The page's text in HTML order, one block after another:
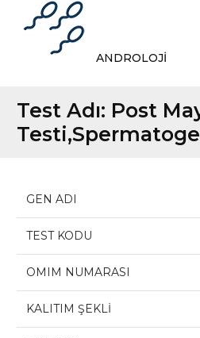
ANDROLOJİ
Test Adı: Post
GEN ADI
TEST KODU
OMIM NUMARASI
KALITIM ŞEKLİ